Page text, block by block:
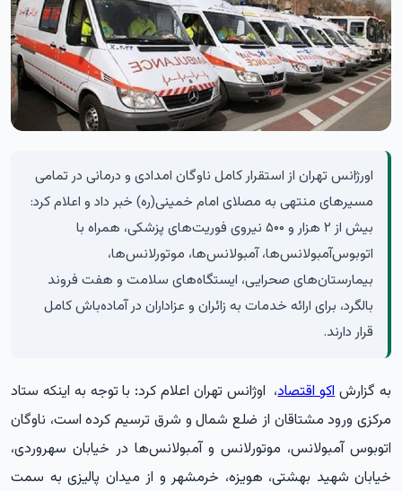
اورژانس تهران از استقرار کامل ناوگان امدادی و درمانی در تمامی
مسیرهای منتهی به مصلای امام خمینی(ره) خبر داد و اعلام کرد:
بیش از ۲ هزار و ۵۰۰ نیروی فوریت‌های پزشکی، همراه با
اتوبوس‌آمبولانس‌ها، آمبولانس‌ها، موتورلانس‌ها،
بیمارستان‌های صحرایی، ایستگاه‌های سلامت و هفت فروند
بالگرد، برای ارائه خدمات به زائران و عزاداران در آماده‌باش کامل
قرار دارند.
به گزارشاکو اقتصاد، اوژانس تهران اعلام کرد: با توجه به اینکه ستاد
مرکزی ورود مشتاقان از ضلع شمال و شرق ترسیم کرده است، ناوگان
اتوبوس آمبولانس، موتورلانس و آمبولانس‌ها در خیابان سهروردی،
خیابان شهید بهشتی، هویزه، خرمشهر و از میدان پالیزی به سمت